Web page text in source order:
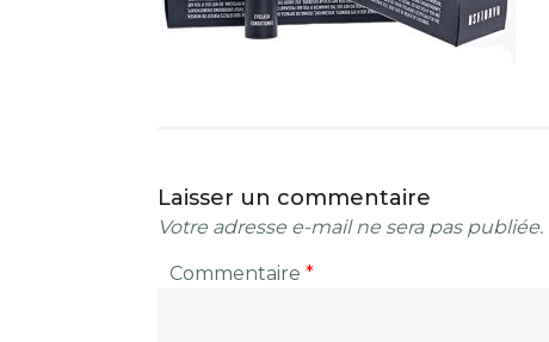
Laisser un commentaire
Votre adresse e-mail ne sera pas publiée.
Commentaire *